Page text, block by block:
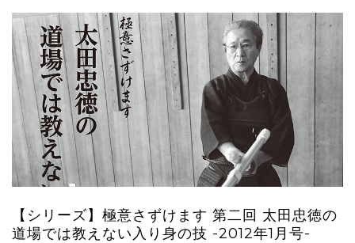
【シリーズ】極意さずけます 第二回 太田忠徳の
道場では教えない入り身の技 -2012年1月号-